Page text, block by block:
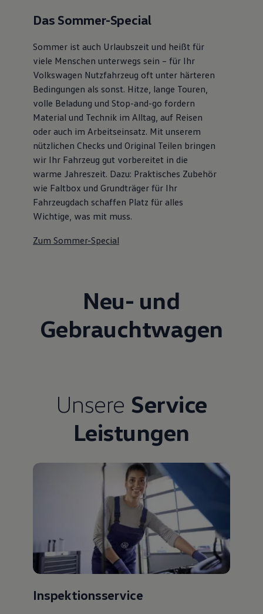
Das Sommer-Special
Sommer ist auch Urlaubszeit und heißt für
viele Menschen unterwegs sein – für Ihr
Volkswagen Nutzfahrzeug oft unter härteren
Bedingungen als sonst. Hitze, lange Touren,
volle Beladung und Stop-and-go fordern
Material und Technik im Alltag, auf Reisen
oder auch im Arbeitseinsatz. Mit unserem
nützlichen Checks und Original Teilen bringen
wir Ihr Fahrzeug gut vorbereitet in die
warme Jahreszeit. Dazu: Praktisches Zubehör
wie Faltbox und Grundträger für Ihr
Fahrzeugdach schaffen Platz für alles
Wichtige, was mit muss.
Zum Sommer-Special
Neu- und
Gebrauchtwagen
Unsere Service
Leistungen
Inspektionsservice